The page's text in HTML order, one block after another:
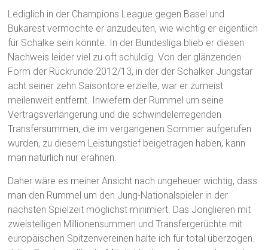
Lediglich in der Champions League gegen Basel und
Bukarest vermochte er anzudeuten, wie wichtig er eigentlich
für Schalke sein könnte. In der Bundesliga blieb er diesen
Nachweis leider viel zu oft schuldig. Von der glänzenden
Form der Rückrunde 2012/13, in der der Schalker Jungstar
acht seiner zehn Saisontore erzielte, war er zumeist
meilenweit entfernt. Inwiefern der Rummel um seine
Vertragsverlängerung und die schwindelerregenden
Transfersummen, die im vergangenen Sommer aufgerufen
wurden, zu diesem Leistungstief beigetragen haben, kann
man natürlich nur erahnen.
Daher wäre es meiner Ansicht nach ungeheuer wichtig, dass
man den Rummel um den Jung-Nationalspieler in der
nächsten Spielzeit möglichst minimiert. Das Jonglieren mit
zweistelligen Millionensummen und Transfergerüchte mit
europäischen Spitzenvereinen halte ich für total überzogen.